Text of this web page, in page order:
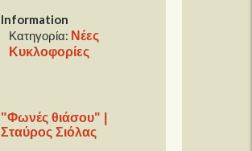
Information
Κατηγορία: Νέες
Κυκλοφορίες
"Φωνές θιάσου" |
Σταύρος Σιόλας